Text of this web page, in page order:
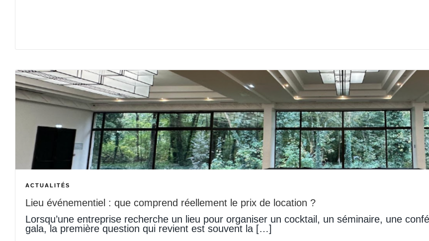
ACTUALITÉS
Lieu événementiel : que comprend réellement le prix de location ?
Lorsqu’une entreprise recherche un lieu pour organiser un cocktail, un séminaire, une
gala, la première question qui revient est souvent la […]